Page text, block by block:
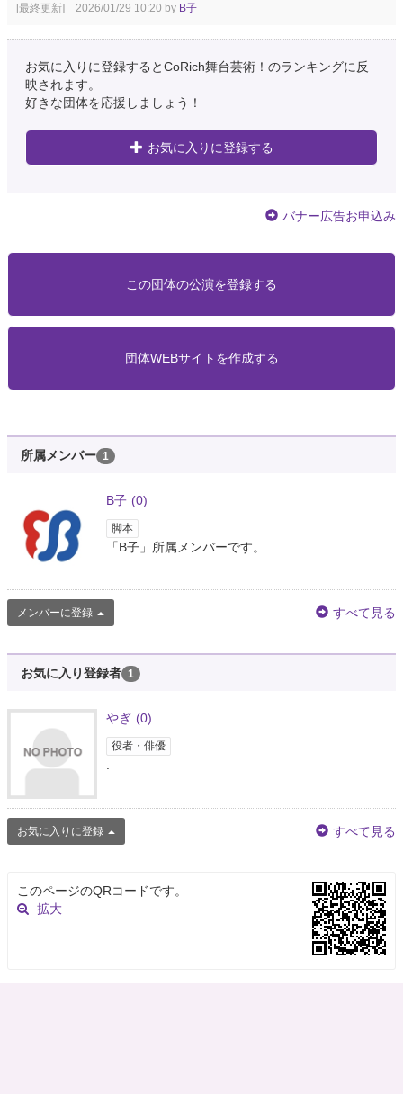
[最終更新] 2026/01/29 10:20 by B子
お気に入りに登録するとCoRich舞台芸術！のランキングに反
映されます。
好きな団体を応援しましょう！
お気に入りに登録する
バナー広告お申込み
この団体の公演を登録する
団体WEBサイトを作成する
所属メンバー 1
B子 (0)
脚本
「B子」所属メンバーです。
メンバーに登録 すべて見る
お気に入り登録者 1
やぎ (0)
役者・俳優
お気に入りに登録 すべて見る
このページのQRコードです。
拡大